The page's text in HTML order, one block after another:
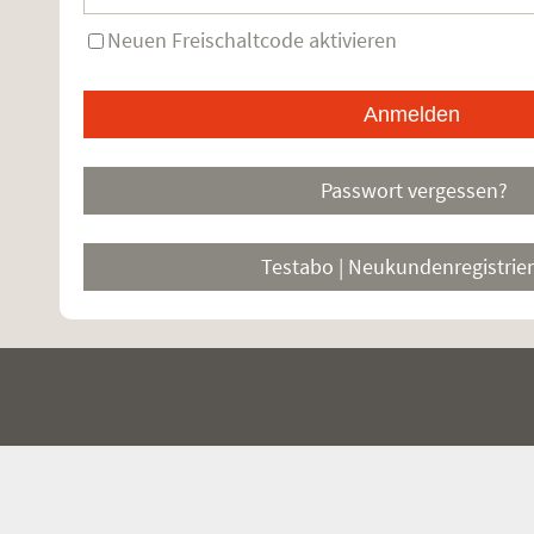
Neuen Freischaltcode aktivieren
Passwort vergessen?
Testabo |